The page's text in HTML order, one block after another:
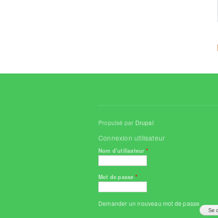
Propulsé par Drupal
Connexion utilisateur
Nom d'utilisateur *
Mot de passe *
Demander un nouveau mot de passe